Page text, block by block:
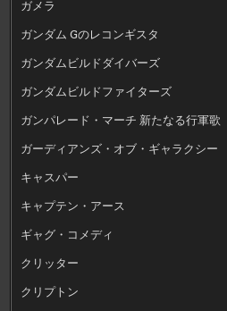
ガメラ
ガンダム Gのレコンギスタ
ガンダムビルドダイバーズ
ガンダムビルドファイターズ
ガンパレード・マーチ 新たなる行軍歌
ガーディアンズ・オブ・ギャラクシー
キャスパー
キャプテン・アース
ギャグ・コメディ
クリッター
クリプトン